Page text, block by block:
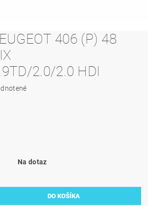
406 (P) 48
2.0/2.0 HDI
Na dotaz